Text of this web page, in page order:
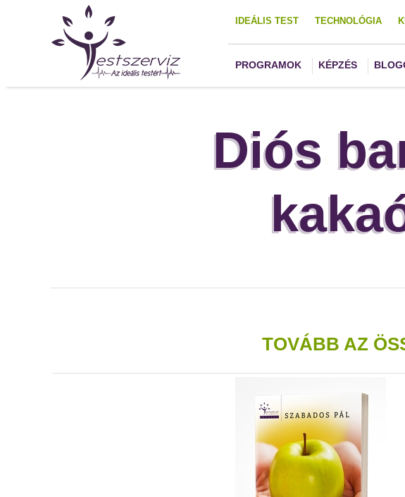
IDEÁLIS TEST TECHNOLÓGIA
PROGRAMOK KÉPZÉS
Diós
TOVÁBB AZ